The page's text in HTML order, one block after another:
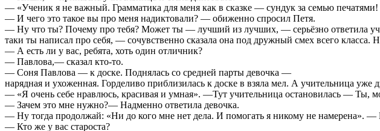
— «Ученик я не важный. Грамматика для меня как в сказке — сундук за семью
— И чего это такое вы про меня надиктовали? — обиженно спросил Петя.
— Ну что ты? Почему про тебя? Может ты — лучший из лучших, — серьёзно ответила
таки ты написал про себя, — сочувственно сказала она под дружный смех всего класса.
— А есть ли у вас, ребята, хоть один отличник?
— Павлова,— сказал кто-то.
— Соня Павлова — к доске. Поднялась со средней парты девочка —
нарядная и ухоженная. Горделиво приблизилась к доске в взяла мел. А учительница уже
— «Я очень себе нравлюсь, красивая и умная». —Тут учительница остановилась — Ты,
— Зачем это мне нужно?— Надменно ответила девочка.
— Ну тогда продолжай: «Ни до кого мне нет дела. И помогать я никому не
— Кто же у вас староста?